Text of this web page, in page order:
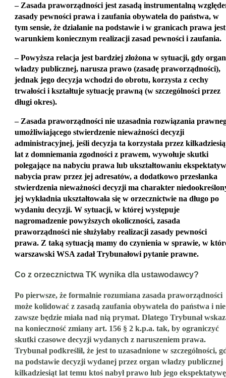
– Zasada praworządności jest zasadą instrumentalną
zasady pewności prawa i zaufania obywatela do państwa, w
tym sensie, że działanie na podstawie i w granicach prawa jest
warunkiem koniecznym realizacji zasad pewności i zaufania.
– Powyższa relacja jest bardziej złożona w sytuacji, gdy organ
władzy publicznej, narusza prawo (zasadę praworządności),
jednak jego decyzja wchodzi do obrotu, korzysta z cechy
trwałości i kształtuje sytuację prawną (w szczególności przez
długi okres).
– Zasada praworządności nie uzasadnia rozwiązania
umożliwiającego stwierdzenie nieważności decyzji
administracyjnej, jeśli decyzja ta korzystała przez
lat z domniemania zgodności z prawem, wywołuje skutki
polegające na nabyciu prawa lub ukształtowaniu
nabycia praw przez jej adresatów, a dodatkowo przesłanka
stwierdzenia nieważności decyzji ma charakter
jej wykładnia ukształtowała się w orzecznictwie na długo po
wydaniu decyzji. W sytuacji, w której występuje
nagromadzenie powyższych okoliczności, zasada
praworządności nie służyłaby realizacji zasady pewności
prawa. Z taką sytuacją mamy do czynienia w sprawie, w
warszawski WSA zadał Trybunałowi pytanie prawne.
Co z orzecznictwa TK wynika dla ustawodawcy?
Po pierwsze, że formalnie rozumiana zasada praworządności
może kolidować z zasadą zaufania obywatela do państwa i nie
zawsze będzie miała nad nią prymat. Dlatego Trybunał
na konieczność zmiany art. 156 § 2 k.p.a. tak, by ograniczyć
skutki czasowe decyzji wydanych z naruszeniem prawa.
Trybunał podkreślił, że jest to uzasadnione w szczególności,
na podstawie decyzji wydanej przez organ władzy publicznej
kilkadziesiąt lat temu ktoś nabył prawo lub jego